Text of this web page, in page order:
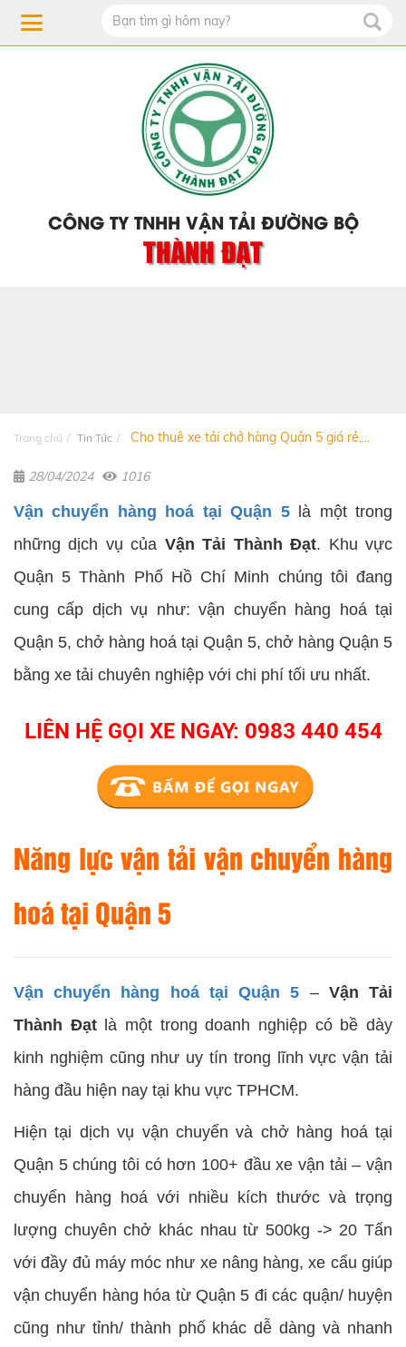
CÔNG TY TNHH VẬN TẢI ĐƯỜNG BỘ
THÀNH ĐẠT
Trang chủ Tin Tức Cho thuê xe tải chở hàng Quận 5 giá rẻ,...
28/04/2024 1016
Vận chuyển hàng hoá tại Quận 5là một trong
những dịch vụ của Vận Tải Thành Đạt. Khu vực
Quận 5 Thành Phố Hồ Chí Minh chúng tôi đang
cung cấp dịch vụ như: vận chuyển hàng hoá tại
Quận 5, chở hàng hoá tại Quận 5, chở hàng Quận 5
bằng xe tải chuyên nghiệp với chi phí tối ưu nhất.
LIÊN HỆ GỌI XE NGAY: 0983 440 454
Năng lực vận tải vận chuyển hàng
hoá tại Quận 5
Vận chuyển hàng hoá tại Quận 5 – Vận Tải
Thành Đạtlà một trong doanh nghiệp có bề dày
kinh nghiệm cũng như uy tín trong lĩnh vực vận tải
hàng đầu hiện nay tại khu vực TPHCM.
Hiện tại dịch vụ vận chuyển và chở hàng hoá tại
Quận 5 chúng tôi có hơn 100+ đầu xe vận tải – vận
chuyển hàng hoá với nhiều kích thước và trọng
lượng chuyên chở khác nhau từ 500kg -> 20 Tấn
với đầy đủ máy móc như xe nâng hàng, xe cẩu giúp
vận chuyển hàng hóa từ Quận 5 đi các quận/ huyện
cũng như tỉnh/ thành phố khác dễ dàng và nhanh